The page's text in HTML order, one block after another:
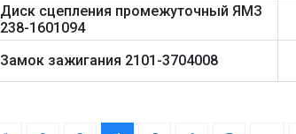
Диск сцепления промежуточный ЯМЗ
238-1601094
Замок зажигания 2101-3704008